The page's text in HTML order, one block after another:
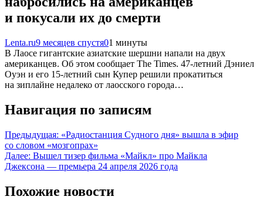
и покусали их до смерти
Lenta.ru9 месяцев спустя01 минуты
В Лаосе гигантские азиатские шершни напали на двух
американцев. Об этом сообщает The Times. 47-летний Дэниел
Оуэн и его 15-летний сын Купер решили прокатиться
на зиплайне недалеко от лаосского города…
Навигация по записям
Предыдущая: «Радиостанция Судного дня» вышла в эфир
со словом «мозгопрах»
Далее: Вышел тизер фильма «Майкл» про Майкла
Джексона — премьера 24 апреля 2026 года
Похожие новости